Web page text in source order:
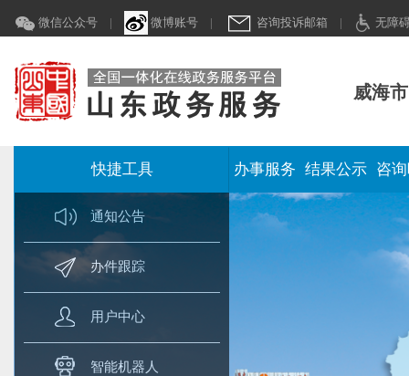
微信公众号 | 微博账号 | 咨询投诉邮箱 | 无障
威海
快捷工具
通知公告
办件跟踪
用户中心
智能机器人
办事服务 结果公示 咨